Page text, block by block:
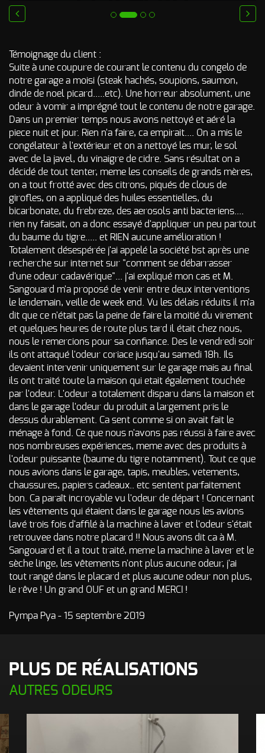
- Odeur
d'Humidité
Odeur de
Renfermé
Odeur de
Restauration -
Odeur de
Friture, de
Gras
Odeur de
Tabac
Odeurs de
fumée
d’incendie
- odeurs de
brûlé
d’incendie
Autres Odeurs
AVISCLIENTS
FAQ
QUI SOMMES-
NOUS ?
CONTACT
Témoignage du client :
Suite à une coupure de courant le contenu du congelo de
notre garage a moisi (steak hachés, soupions, saumon,
dinde de noel picard.....etc). Une horreur absolument, une
odeur à vomir a imprégné tout le contenu de notre garage.
Dans un premier temps nous avons nettoyé et aéré la
piece nuit et jour. Rien n'a faire, ca empirait.... On a mis le
congélateur à l'extérieur et on a nettoyé les mur, le sol
avec de la javel, du vinaigre de cidre. Sans résultat on a
décidé de tout tenter, meme les conseils de grands mères,
on a tout frotté avec des citrons, piqués de clous de
girofles, on a appliqué des huiles essentielles, du
bicarbonate, du frebreze, des aerosols anti bacteriens....
rien ny faisait, on a donc essayé d'appliquer un peu partout
du baume du tigre..... et RIEN aucune amélioration !
Totalement désespérée j'ai appelé la société bst après une
recherche sur internet sur "comment se débarrasser
d'une odeur cadavérique"... j'ai expliqué mon cas et M.
Sangouard m'a proposé de venir entre deux interventions
le lendemain, veille de week end. Vu les délais réduits il m'a
dit que ce n'était pas la peine de faire la moitié du virement
et quelques heures de route plus tard il était chez nous,
nous le remercions pour sa confiance. Des le vendredi soir
ils ont attaqué l'odeur coriace jusqu'au samedi 18h. Ils
devaient intervenir uniquement sur le garage mais au final
ils ont traité toute la maison qui etait également touchée
par l'odeur. L'odeur a totalement disparu dans la maison et
dans le garage l'odeur du produit a largement pris le
dessus durablement. Ca sent comme si on avait fait le
ménage à fond. Ce que nous n'avons pas réussi à faire avec
nos nombreuses expériences, meme avec des produits à
l'odeur puissante (baume du tigre notamment). Tout ce que
nous avions dans le garage, tapis, meubles, vetements,
chaussures, papiers cadeaux.. etc sentent parfaitement
bon. Ca paraît incroyable vu l'odeur de départ ! Concernant
les vêtements qui étaient dans le garage nous les avions
lavé trois fois d'affilé à la machine à laver et l'odeur s'était
retrouvee dans notre placard !! Nous avons dit ca à M.
Sangouard et il a tout traité, meme la machine à laver et le
sèche linge, les vêtements n'ont plus aucune odeur, j'ai
tout rangé dans le placard et plus aucune odeur non plus,
le rêve ! Un grand OUF et un grand MERCI !
Pympa Pya - 15 septembre 2019
PLUS DE RÉALISATIONS
AUTRES ODEURS